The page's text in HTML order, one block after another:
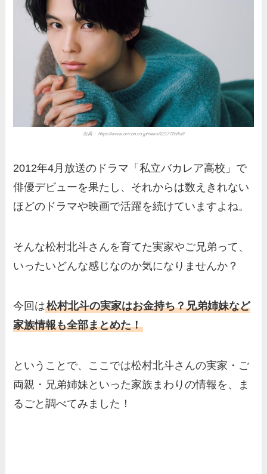
出典： https://www.oricon.co.jp/news/2217726/full/
2012年4月放送のドラマ「私立バカレア高校」で
俳優デビューを果たし、それからは数えきれない
ほどのドラマや映画で活躍を続けていますよね。
そんな松村北斗さんを育てた実家やご兄弟って、
いったいどんな感じなのか気になりませんか？
今回は松村北斗の実家はお金持ち？兄弟姉妹など
家族情報も全部まとめた！
ということで、ここでは松村北斗さんの実家・ご
両親・兄弟姉妹といった家族まわりの情報を、ま
るごと調べてみました！